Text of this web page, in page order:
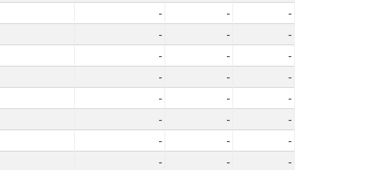
- -
-
- -
-
- -
-
- -
-
- -
-
- -
-
- -
-
- -
-